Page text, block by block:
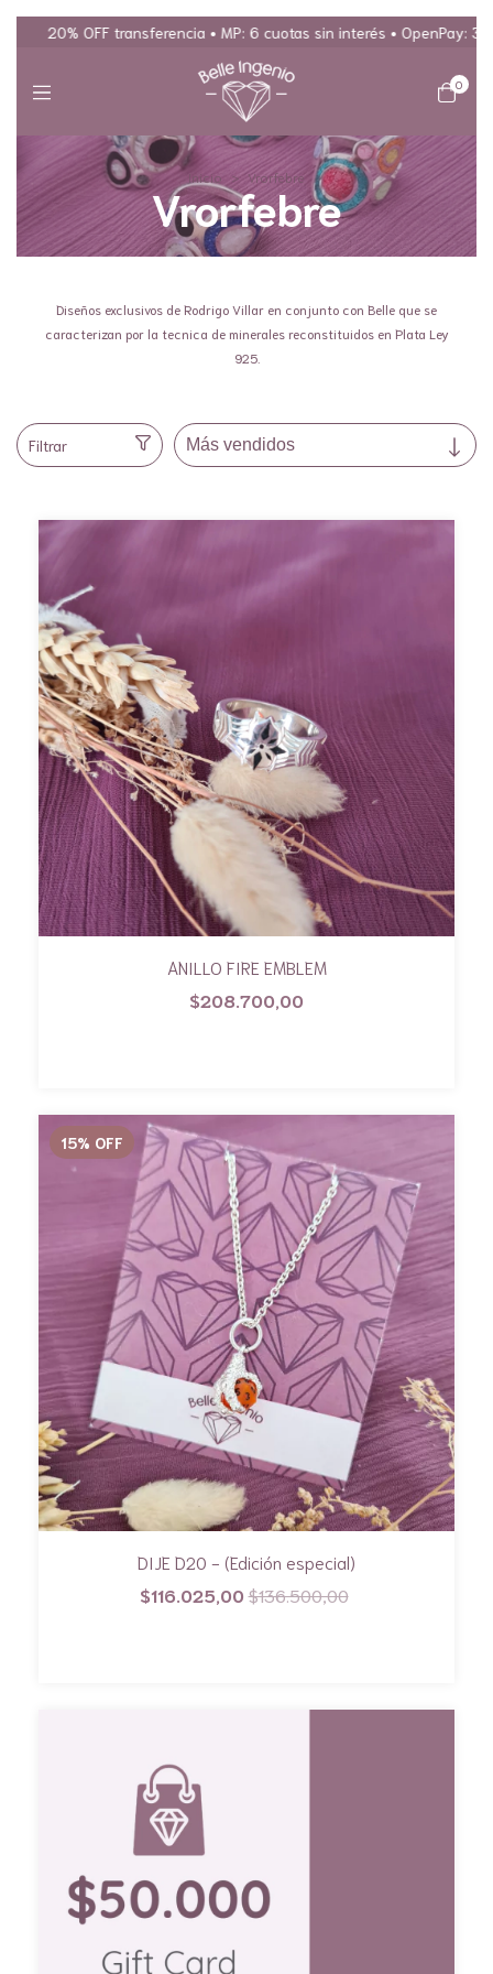
20% OFF transferencia • MP: 6 cuotas sin interés • OpenPay: 3 y 6
0
Inicio > Vrorfebre
Vrorfebre
Diseños exclusivos de Rodrigo Villar en conjunto con Belle que se
caracterizan por la tecnica de minerales reconstituidos en Plata Ley
925.
Filtrar
ANILLO FIRE EMBLEM
$208.700,00
15% OFF
DIJE D20 - (Edición especial)
$116.025,00$136.500,00